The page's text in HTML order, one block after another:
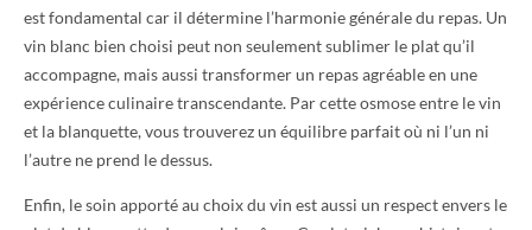
est fondamental car il détermine l’harmonie générale du repas. Un
vin blanc bien choisi peut non seulement sublimer le plat qu’il
accompagne, mais aussi transformer un repas agréable en une
expérience culinaire transcendante. Par cette osmose entre le vin
et la blanquette, vous trouverez un équilibre parfait où ni l’un ni
l’autre ne prend le dessus.
Enfin, le soin apporté au choix du vin est aussi un respect envers le